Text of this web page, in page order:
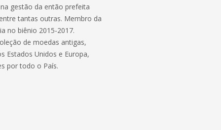
gestão da então prefeita
tantas outras. Membro da
no biênio 2015-2017.
de moedas antigas,
Estados Unidos e Europa,
por todo o País.